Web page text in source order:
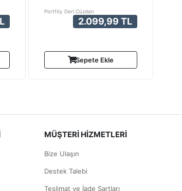
Portföy Deri Cüzdan
2.099,99 TL
Sepete Ekle
MÜŞTERİ HİZMETLERİ
Bize Ulaşın
Destek Talebi
Teslimat ve İade Şartları